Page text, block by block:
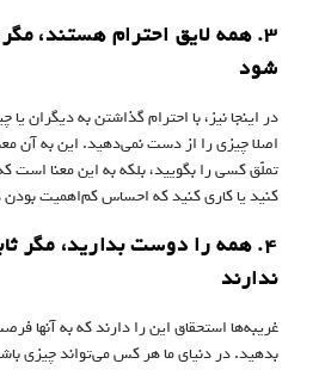
۳. همه لایق احترام هستند،
شود
در اینجا نیز، با احترام گذاشتن به دیگران
اصلا چیزی را از دست نمی‌دهید. این به آن
تملّق کسی را بگویید، بلکه به این معنا است
کنید یا کاری کنید که احساس کم‌اهمیت بودن
۴. همه را دوست بدارید، مگر
ندارند
غریبه‌ها استحقاق این را دارند که به آنها
بدهید. در دنیای ما هر کس می‌تواند چیزی